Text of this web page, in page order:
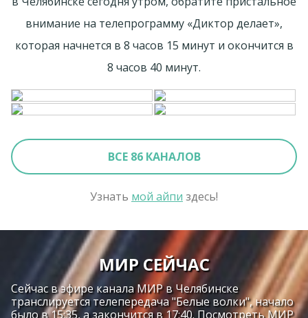
внимание на телепрограмму «Диктор делает»,
которая начнется в 8 часов 15 минут и окончится в
8 часов 40 минут.
ВСЕ 86 КАНАЛОВ
Узнать мой айпи здесь!
МИР СЕЙЧАС
Сейчас в эфире канала МИР в Челябинске
транслируется телепередача "Белые волки", начало
было в 15:35, а закончится в 17:40. Посмотреть МИР